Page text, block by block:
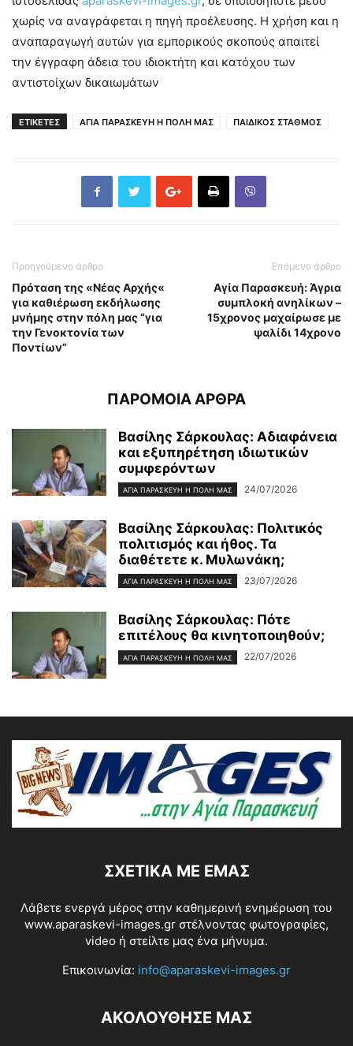
χωρίς να αναγράφεται η πηγή προέλευσης. Η χρήση και η
αναπαραγωγή αυτών για εμπορικούς σκοπούς απαιτεί
την έγγραφη άδεια του ιδιοκτήτη και κατόχου των
αντιστοίχων δικαιωμάτων
ΕΤΙΚΕΤΕΣ ΑΓΙΑ ΠΑΡΑΣΚΕΥΗ Η ΠΟΛΗ ΜΑΣ ΠΑΙΔΙΚΟΣ ΣΤΑΘΜΟΣ
Προηγούμενο άρθρο
Πρόταση της «Νέας Αρχής«
για καθιέρωση εκδήλωσης
μνήμης στην πόλη μας “για
την Γενοκτονία των
Ποντίων”
Επόμενο άρθρο
Αγία Παρασκευή: Άγρια
συμπλοκή ανηλίκων –
15χρονος μαχαίρωσε με
ψαλίδι 14χρονο
ΠΑΡΟΜΟΙΑ ΑΡΘΡΑ
Βασίλης Σάρκουλας: Αδιαφάνεια
και εξυπηρέτηση ιδιωτικών
συμφερόντων
ΑΓΊΑ ΠΑΡΑΣΚΕΥΉ Η ΠΌΛΗ ΜΑΣ 24/07/2026
Βασίλης Σάρκουλας: Πολιτικός
πολιτισμός και ήθος. Τα
διαθέτετε κ. Μυλωνάκη;
ΑΓΊΑ ΠΑΡΑΣΚΕΥΉ Η ΠΌΛΗ ΜΑΣ 23/07/2026
Βασίλης Σάρκουλας: Πότε
επιτέλους θα κινητοποιηθούν;
ΑΓΊΑ ΠΑΡΑΣΚΕΥΉ Η ΠΌΛΗ ΜΑΣ 22/07/2026
ΣΧΕΤΙΚΆ ΜΕ ΕΜΆΣ
Λάβετε ενεργά μέρος στην καθημερινή ενημέρωση του
www.aparaskevi-images.gr στέλνοντας φωτογραφίες,
video ή στείλτε μας ένα μήνυμα.
Επικοινωνία: info@aparaskevi-images.gr
ΑΚΟΛΟΥΘΗΣΕ ΜΑΣ